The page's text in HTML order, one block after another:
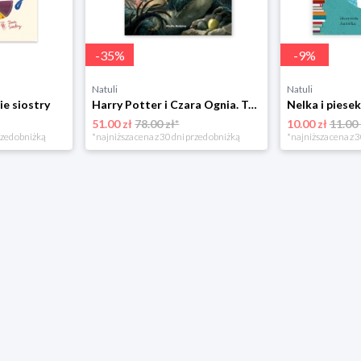
siostry
obniżką
-35%
Natuli
Harry Potter i Czara Ognia. Tom 4 Media rodzina
51.00 zł78.00 zł*
*najniższa cena z 30 dni przed obniżką
-9%
Natuli
10.00 zł11.00
*najniższa cena z